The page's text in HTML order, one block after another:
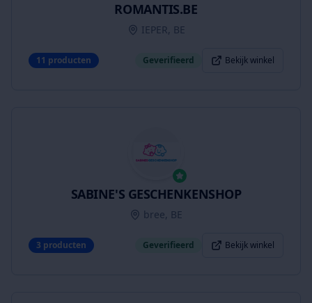
ROMANTIS.BE
IEPER, BE
11 producten Geverifieerd Bekijk winkel
SABINE'S GESCHENKENSHOP
bree, BE
3 producten Geverifieerd Bekijk winkel